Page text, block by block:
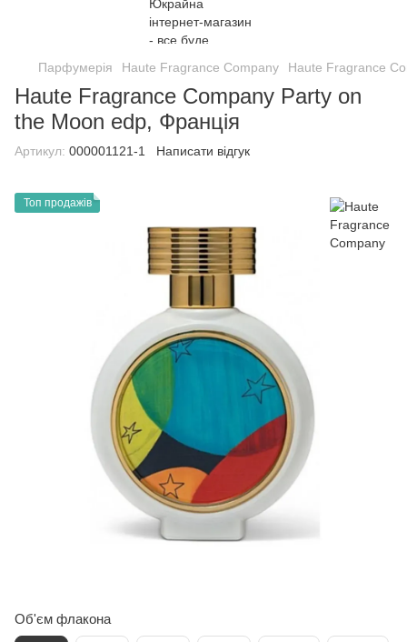
Парфумерія Haute Fragrance Company Haute Fragrance
Haute Fragrance Company Party on
the Moon edp, Франція
Артикул: 000001121-1 Написати відгук
Топ продажів
Об'єм флакона